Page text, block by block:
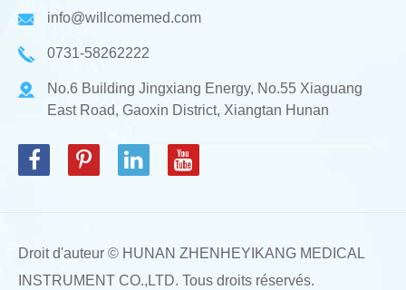
info@willcomemed.com
0731-58262222
No.6 Building Jingxiang Energy, No.55 Xiaguang
East Road, Gaoxin District, Xiangtan Hunan
Droit d'auteur © HUNAN ZHENHEYIKANG MEDICAL
INSTRUMENT CO.,LTD. Tous droits réservés.